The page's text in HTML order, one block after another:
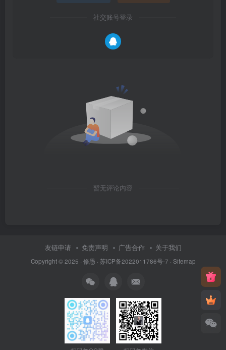
社交账号登录
暂无评论内容
友链申请 免责声明 广告合作 关于我们
Copyright © 2025 · 修愚 · 苏ICP备2022011786号-7 · Sitemap